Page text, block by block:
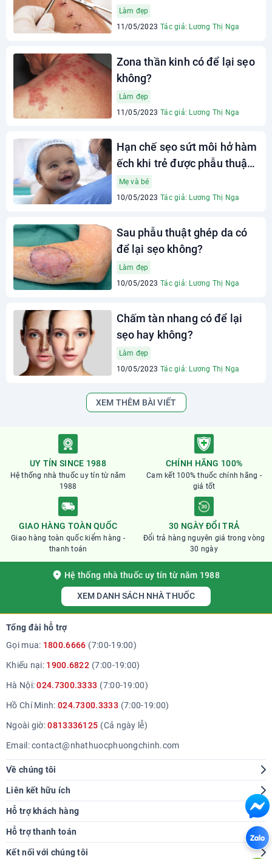
chỉ?
Làm đẹp
11/05/2023 Tác giả: Lương Thị Nga
Zona thần kinh có để lại sẹo
không?
Làm đẹp
11/05/2023 Tác giả: Lương Thị Nga
Hạn chế sẹo sứt môi hở hàm
ếch khi trẻ được phẫu thuật
sớm
Mẹ và bé
10/05/2023 Tác giả: Lương Thị Nga
Sau phẫu thuật ghép da có
để lại sẹo không?
Làm đẹp
10/05/2023 Tác giả: Lương Thị Nga
Chấm tàn nhang có để lại
sẹo hay không?
Làm đẹp
10/05/2023 Tác giả: Lương Thị Nga
XEM THÊM BÀI VIẾT
UY TÍN SINCE 1988
Hệ thống nhà thuốc uy tín từ năm
1988
CHÍNH HÃNG 100%
Cam kết 100% thuốc chính hãng -
giá tốt
GIAO HÀNG TOÀN QUỐC
Giao hàng toàn quốc kiểm hàng -
thanh toán
30 NGÀY ĐỔI TRẢ
Đổi trả hàng nguyên giá trong vòng
30 ngày
Hệ thống nhà thuốc uy tín từ năm 1988
XEM DANH SÁCH NHÀ THUỐC
Tổng đài hỗ trợ
Gọi mua: 1800.6666 (7:00-19:00)
Khiếu nại: 1900.6822 (7:00-19:00)
Hà Nội:024.7300.3333 (7:00-19:00)
Hồ Chí Minh: 024.7300.3333 (7:00-19:00)
Ngoài giờ:0813336125 (Cả ngày lễ)
Email:contact@nhathuocphuongchinh.com
Về chúng tôi
Giới thiệu
Hệ thống cửa hàng
Báo chí nói về chúng tôi
Thông tin tuyển dụng
Liên hệ hợp tác
Liên kết hữu ích
Tra cứu bệnh
Góc sức khoẻ
Hỗ trợ khách hàng
Hướng dẫn mua hàng
Chính sách giao hàng
Hỗ trợ thanh toán
Kết nối với chúng tôi